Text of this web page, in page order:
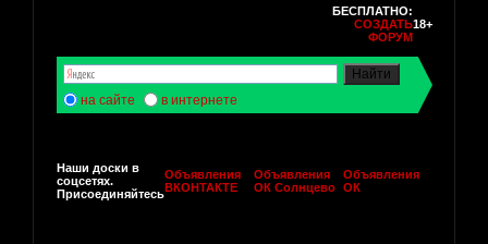
БЕСПЛАТНО:
СОЗДАТЬ
ФОРУМ
18+
на сайте в интернете
Наши доски в
соцсетях.
Присоединяйтесь
Объявления
ВКОНТАКТЕ
Объявления
ОК Солнцево
Объявления
ОК